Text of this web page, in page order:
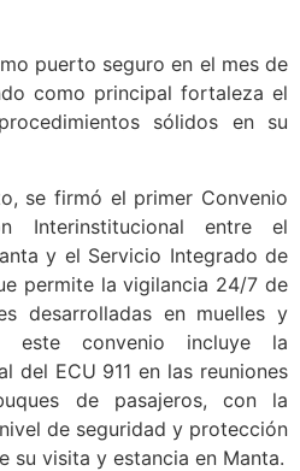
puerto seguro en el mes de
como principal fortaleza el
sólidos en su
se firmó el primer Convenio
Interinstitucional entre el
y el Servicio Integrado de
permite la vigilancia 24/7 de
desarrolladas en muelles y
este convenio incluye la
del ECU 911 en las reuniones
de pasajeros, con la
de seguridad y protección
su visita y estancia en Manta.